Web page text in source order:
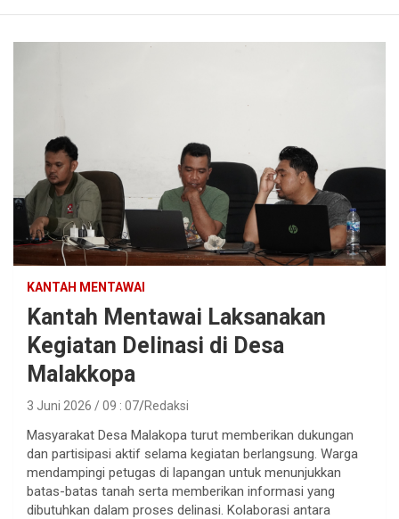
KANTAH MENTAWAI
Kantah Mentawai Laksanakan
Kegiatan Delinasi di Desa
Malakkopa
3 Juni 2026 / 09 : 07 Redaksi
Masyarakat Desa Malakopa turut memberikan dukungan
dan partisipasi aktif selama kegiatan berlangsung. Warga
mendampingi petugas di lapangan untuk menunjukkan
batas-batas tanah serta memberikan informasi yang
dibutuhkan dalam proses delinasi. Kolaborasi antara